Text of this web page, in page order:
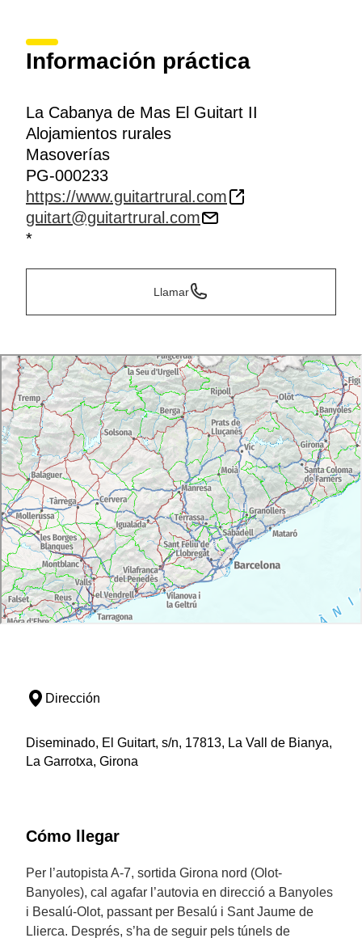
Información práctica
La Cabanya de Mas El Guitart II
Alojamientos rurales
Masoverías
PG-000233
https://www.guitartrural.com
guitart@guitartrural.com
*
Llamar
Dirección
Diseminado, El Guitart, s/n, 17813, La Vall de Bianya,
La Garrotxa, Girona
Cómo llegar
Per l’autopista A-7, sortida Girona nord (Olot-
Banyoles), cal agafar l’autovia en direcció a Banyoles
i Besalú-Olot, passant per Besalú i Sant Jaume de
Llierca. Després, s’ha de seguir pels túnels de